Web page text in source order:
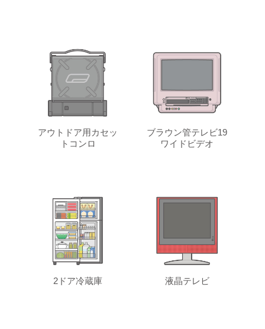
アウトドア用カセッ
トコンロ
ブラウン管テレビ19
ワイドビデオ
2ドア冷蔵庫 液晶テレビ